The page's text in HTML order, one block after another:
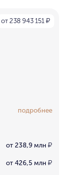
от 238 943 151 ₽
подробнее
от 238,9 млн ₽
от 426,5 млн ₽